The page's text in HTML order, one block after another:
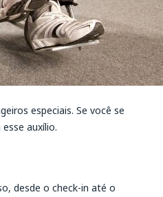
especiais. Se você se
auxílio.
desde o check-in até o